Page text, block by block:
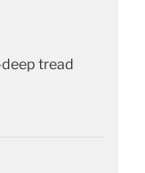
tread